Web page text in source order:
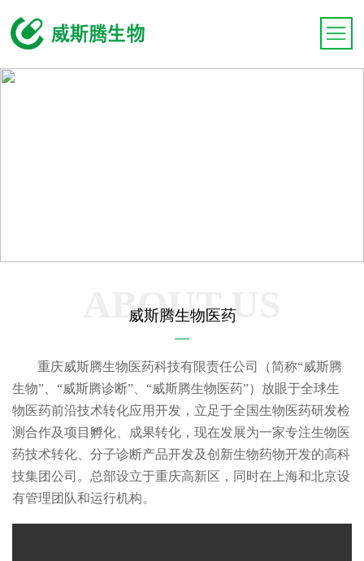
威斯腾生物医药
ABOUT US
重庆威斯腾生物医药科技有限责任公司（简称“威斯腾
生物”、“威斯腾诊断”、“威斯腾生物医药”）放眼于全球生
物医药前沿技术转化应用开发，立足于全国生物医药研发检
测合作及项目孵化、成果转化，现在发展为一家专注生物医
药技术转化、分子诊断产品开发及创新生物药物开发的高科
技集团公司。总部设立于重庆高新区，同时在上海和北京设
有管理团队和运行机构。